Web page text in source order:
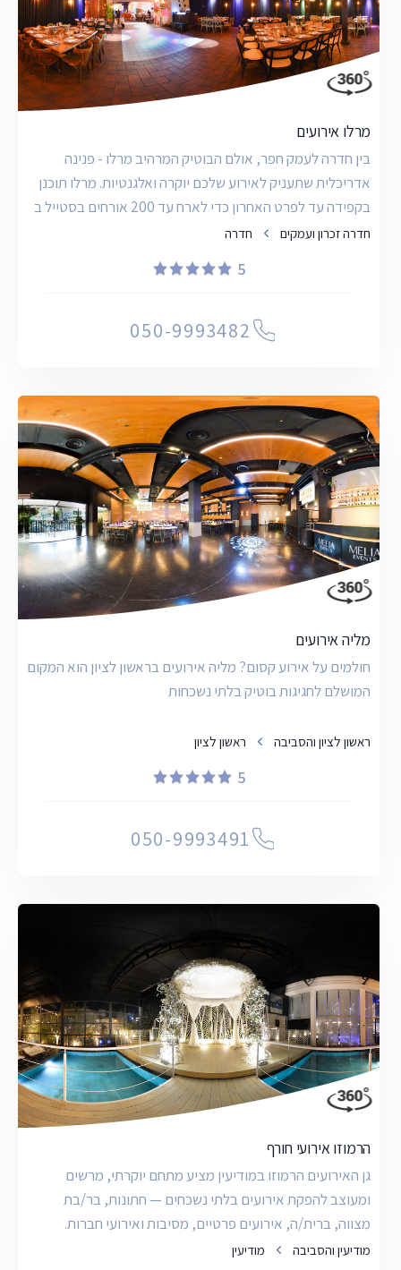
מרלו אירועים
בין חדרה לעמק חפר, אולם הבוטיק המרהיב מרלו - פנינה
אדריכלית שתעניק לאירוע שלכם יוקרה ואלגנטיות. מרלו תוכנן
בקפידה עד לפרט האחרון כדי לארח עד 200 אורחים בסטייל ב
חדרה זכרון ועמקים חדרה
5
050-9993482
מליה אירועים
חולמים על אירוע קסום? מליה אירועים בראשון לציון הוא המקום
המושלם לחגיגות בוטיק בלתי נשכחות
ראשון לציון והסביבה ראשון לציון
5
050-9993491
הרמוזו אירועי חורף
גן האירועים הרמוזו במודיעין מציע מתחם יוקרתי, מרשים
ומעוצב להפקת אירועים בלתי נשכחים — חתונות, בר/בת
מצווה, ברית/ה, אירועים פרטיים, מסיבות ואירועי חברות.
מודיעין והסביבה מודיעין